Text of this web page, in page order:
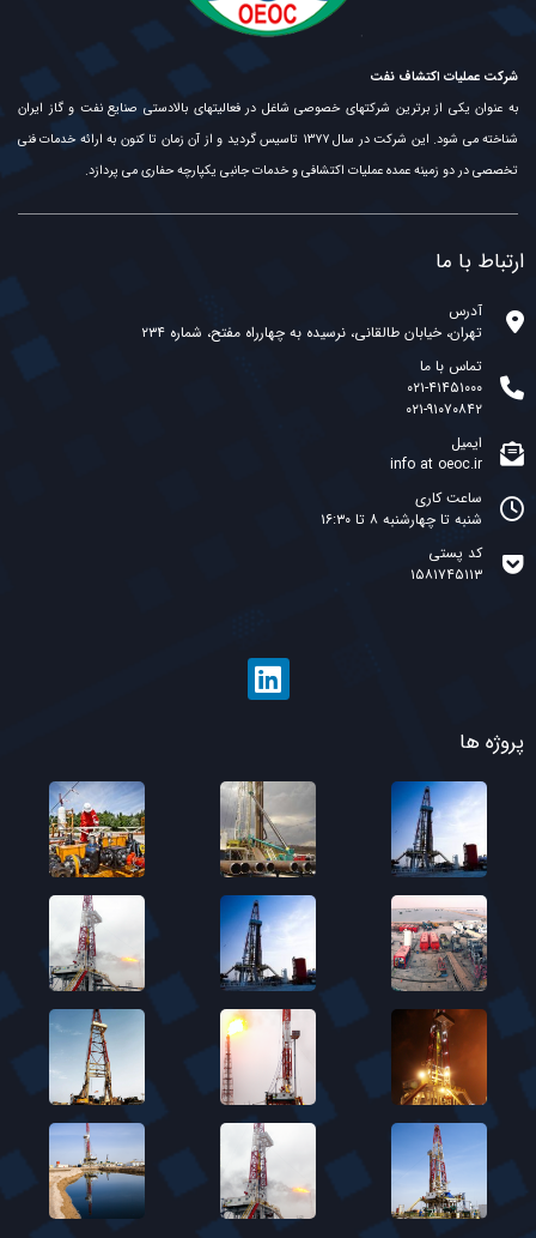
شرکت عملیات اکتشاف نفت
به عنوان یکی از برترین شرکتهای خصوصی شاغل در فعالیتهای بالادستی صنایع نفت و گاز ایران
شناخته می شود. این شرکت در سال ۱۳۷۷ تاسیس گردید و از آن زمان تا کنون به ارائه خدمات فنی
تخصصی در دو زمینه عمده عملیات اکتشافی و خدمات جانبی یکپارچه حفاری می پردازد.
ارتباط با ما
آدرس
تهران، خیابان طالقانی، نرسیده به چهارراه مفتح، شماره ۲۳۴
تماس با ما
۰۲۱-۴۱۴۵۱۰۰۰
۰۲۱-۹۱۰۷۰۸۴۲
ایمیل
info at oeoc.ir
ساعت کاری
شنبه تا چهارشنبه ۸ تا ۱۶:۳۰
کد پستی
۱۵۸۱۷۴۵۱۱۳
پروژه ها